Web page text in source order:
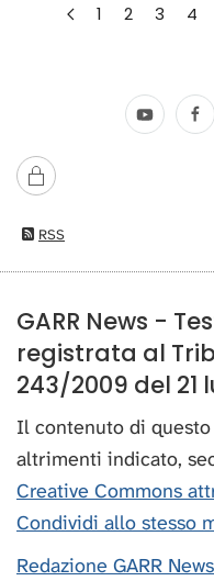
1 2 3 4
RSS
GARR News -
registrata al
243/2009 del 21
Il contenuto di
altrimenti indicato,
Creative Commons
Condividi allo stesso
Redazione GARR News